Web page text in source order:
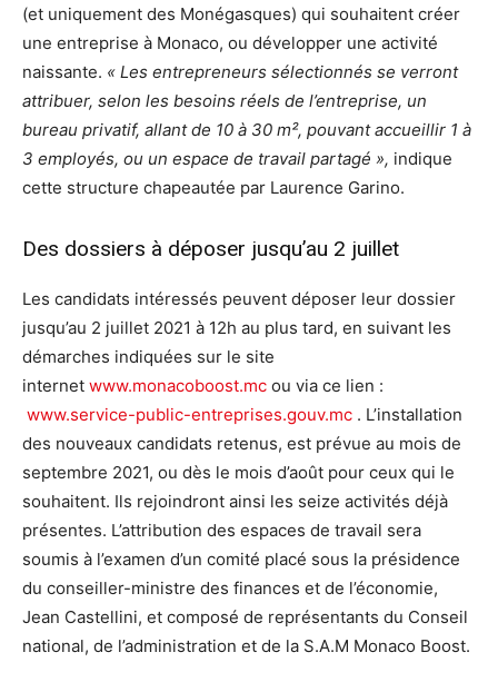
(et uniquement des Monégasques) qui souhaitent créer
une entreprise à Monaco, ou développer une activité
naissante. « Les entrepreneurs sélectionnés se verront
attribuer, selon les besoins réels de l’entreprise, un
bureau privatif, allant de 10 à 30 m², pouvant accueillir 1 à
3 employés, ou un espace de travail partagé », indique
cette structure chapeautée par Laurence Garino.
Des dossiers à déposer jusqu’au 2 juillet
Les candidats intéressés peuvent déposer leur dossier
jusqu’au 2 juillet 2021 à 12h au plus tard, en suivant les
démarches indiquées sur le site
internet www.monacoboost.mc ou via ce lien :
www.service-public-entreprises.gouv.mc . L’installation
des nouveaux candidats retenus, est prévue au mois de
septembre 2021, ou dès le mois d’août pour ceux qui le
souhaitent. Ils rejoindront ainsi les seize activités déjà
présentes. L’attribution des espaces de travail sera
soumis à l’examen d’un comité placé sous la présidence
du conseiller-ministre des finances et de l’économie,
Jean Castellini, et composé de représentants du Conseil
national, de l’administration et de la S.A.M Monaco Boost.